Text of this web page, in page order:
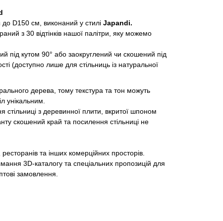
до D150 см, виконаний у стилі Japandi.
з 30 відтінків нашої палітри, яку можемо
під кутом 90° або заокруглений чи скошений під
(доступно лише для стільниць із натуральної
дерева, тому текстура та тон можуть
унікальним.
стільниці з деревинної плити, вкритої шпоном
скошений край та посилення стільниці не
та інших комерційних просторів.
3D-каталогу та спеціальних пропозицій для
замовлення.